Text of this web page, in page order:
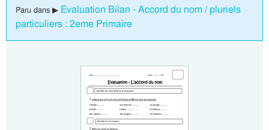
Paru dans ▶ Evaluation Bilan - Accord du nom / pluriels
particuliers : 2eme Primaire